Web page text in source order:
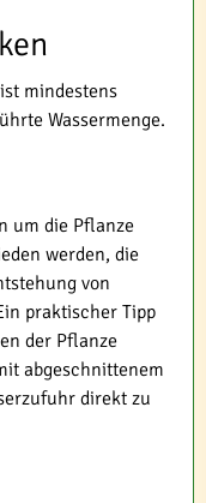
mindestens
Wassermenge.
um die Pflanze
werden, die
von
praktischer Tipp
der Pflanze
abgeschnittenem
direkt zu